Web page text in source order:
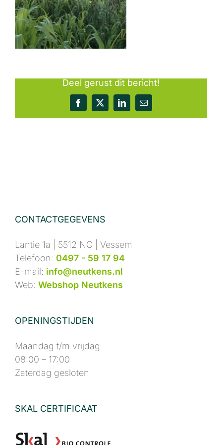
Deel gerust dit bericht!
Facebook
X LinkedIn
E-
mail
CONTACTGEGEVENS
Lantie 1a | 5512 NG | Vessem
Telefoon: 0497 - 59 17 94
E-mail: info@neutkens.nl
Web: Webshop Neutkens
OPENINGSTIJDEN
Maandag t/m vrijdag
08:00 – 17:00
Zaterdag gesloten
SKAL CERTIFICAAT